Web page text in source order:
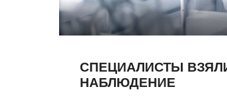
СПЕЦИАЛИСТЫ
НАБЛЮДЕНИЕ